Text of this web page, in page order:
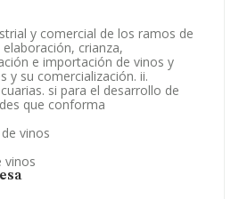
y comercial de los ramos de
crianza,
e importación de vinos y
y su comercialización. ii.
si para el desarrollo de
que conforma
vinos
vinos